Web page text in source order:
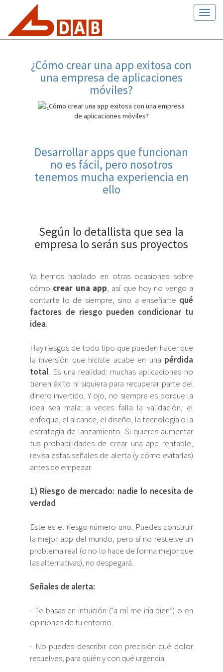
¿Cómo crear una app exitosa con
una empresa de aplicaciones
móviles?
Desarrollar apps que funcionan
no es fácil, pero nosotros
tenemos mucha experiencia en
ello
Según lo detallista que sea la
empresa lo serán sus proyectos
Ya hemos hablado en otras ocasiones sobre
cómo crear una app, así que hoy no vengo a
contarte lo de siempre, sino a enseñarte qué
factores de riesgo pueden condicionar tu
idea.
Hay riesgos de todo tipo que pueden hacer que
la inversión que hiciste acabe en una pérdida
total. Es una realidad: muchas aplicaciones no
tienen éxito ni siquiera para recuperar parte del
dinero invertido. Y ojo, no siempre es porque la
idea sea mala: a veces falla la validación, el
enfoque, el alcance, el diseño, la tecnología o la
estrategia de lanzamiento. Si quieres aumentar
tus probabilidades de crear una app rentable,
revisa estas señales de alerta (y cómo evitarlas)
antes de empezar.
1) Riesgo de mercado: nadie lo necesita de
verdad
Este es el riesgo número uno. Puedes construir
la mejor app del mundo, pero si no resuelve un
problema real (o no lo hace de forma mejor que
las alternativas), no despegará.
Señales de alerta:
- Te basas en intuición (“a mí me iría bien”) o en
opiniones de tu entorno.
- No puedes describir con precisión qué dolor
resuelves, para quién y con qué urgencia.